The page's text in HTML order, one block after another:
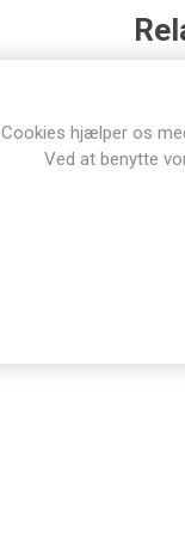
Cookies hjælper os
Ved at benytte